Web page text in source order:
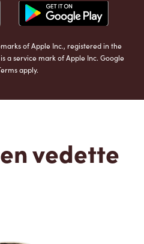
of Apple Inc., registered in the
a service mark of Apple Inc. Google
apply.
vedette